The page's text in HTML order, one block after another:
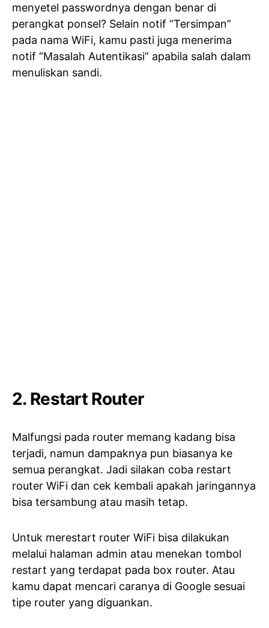
menyetel passwordnya dengan benar di
perangkat ponsel? Selain notif “Tersimpan”
pada nama WiFi, kamu pasti juga menerima
notif “Masalah Autentikasi” apabila salah dalam
menuliskan sandi.
2. Restart Router
Malfungsi pada router memang kadang bisa
terjadi, namun dampaknya pun biasanya ke
semua perangkat. Jadi silakan coba restart
router WiFi dan cek kembali apakah jaringannya
bisa tersambung atau masih tetap.
Untuk merestart router WiFi bisa dilakukan
melalui halaman admin atau menekan tombol
restart yang terdapat pada box router. Atau
kamu dapat mencari caranya di Google sesuai
tipe router yang diguankan.